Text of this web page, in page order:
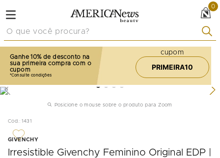
0
Ganhe 10% de desconto na
sua primeira compra com o
cupom
cupom
PRIMEIRA10
Posicione o mouse sobre o produto para Zoom
Cod. :1431
GIVENCHY
Irresistible Givenchy Feminino Original EDP |